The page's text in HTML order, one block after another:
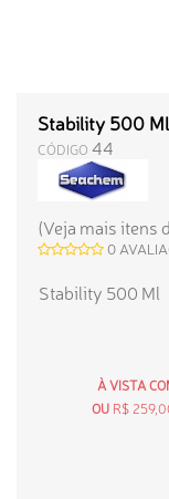
Stability 500 Ml
CÓDIGO 44
(Veja mais itens
0
Stability 500 Ml
À VISTA
OU R$